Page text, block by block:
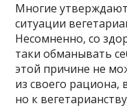
Многие
ситуации
Несомненно, со
таки обманывать
этой причине не
из своего рациона,
но к